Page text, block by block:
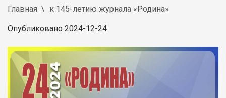
Главная к 145-летию журнала «Родина»
Опубликовано 2024-12-24